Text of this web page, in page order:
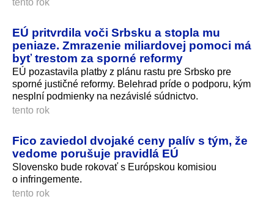
tento rok
EÚ pritvrdila voči Srbsku a stopla mu
peniaze. Zmrazenie miliardovej pomoci má
byť trestom za sporné reformy
EÚ pozastavila platby z plánu rastu pre Srbsko pre
sporné justičné reformy. Belehrad príde o podporu, kým
nesplní podmienky na nezávislé súdnictvo.
tento rok
Fico zaviedol dvojaké ceny palív s tým, že
vedome porušuje pravidlá EÚ
Slovensko bude rokovať s Európskou komisiou
o infringemente.
tento rok